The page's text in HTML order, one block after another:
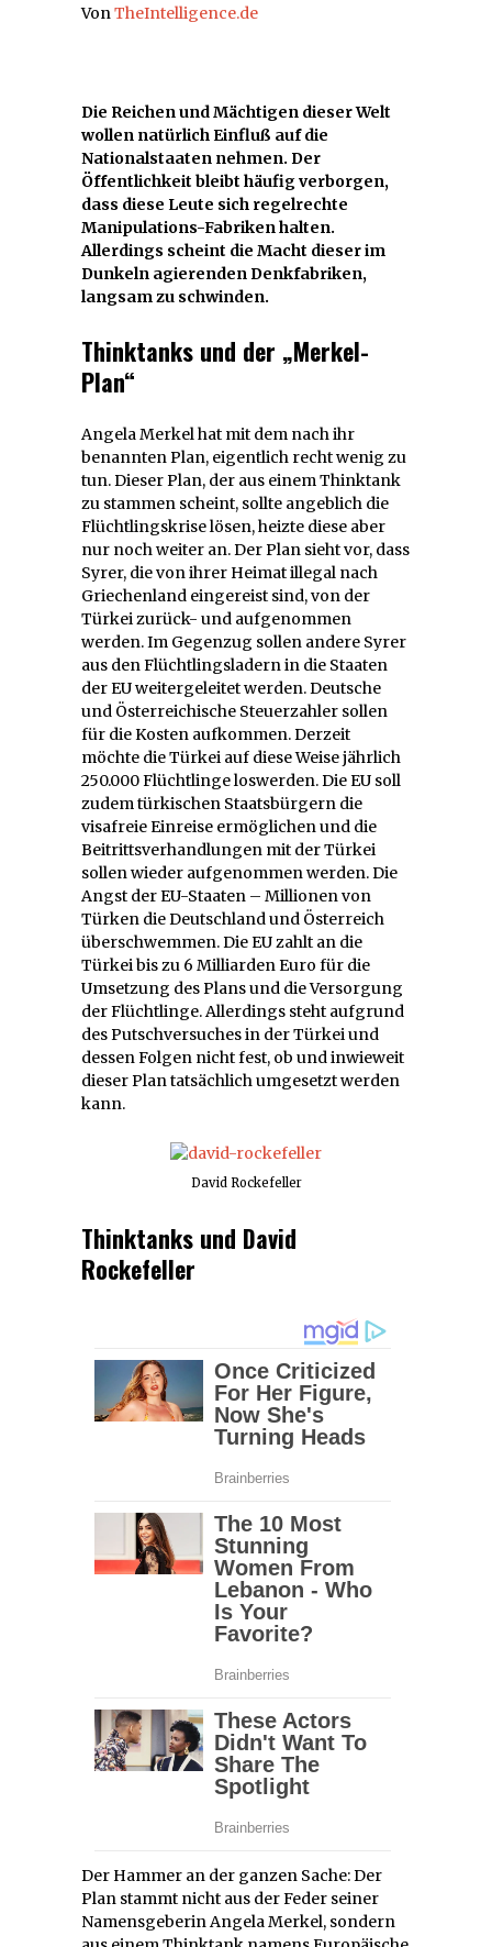
VonTheIntelligence.de
Die Reichen und Mächtigen dieser Welt
wollen natürlich Einfluß auf die
Nationalstaaten nehmen. Der
Öffentlichkeit bleibt häufig verborgen,
dass diese Leute sich regelrechte
Manipulations-Fabriken halten.
Allerdings scheint die Macht dieser im
Dunkeln agierenden Denkfabriken,
langsam zu schwinden.
Thinktanks und der „Merkel-
Plan“
Angela Merkel hat mit dem nach ihr
benannten Plan, eigentlich recht wenig zu
tun. Dieser Plan, der aus einem Thinktank
zu stammen scheint, sollte angeblich die
Flüchtlingskrise lösen, heizte diese aber
nur noch weiter an. Der Plan sieht vor, dass
Syrer, die von ihrer Heimat illegal nach
Griechenland eingereist sind, von der
Türkei zurück- und aufgenommen
werden. Im Gegenzug sollen andere Syrer
aus den Flüchtlingsladern in die Staaten
der EU weitergeleitet werden. Deutsche
und Österreichische Steuerzahler sollen
für die Kosten aufkommen. Derzeit
möchte die Türkei auf diese Weise jährlich
250.000 Flüchtlinge loswerden. Die EU soll
zudem türkischen Staatsbürgern die
visafreie Einreise ermöglichen und die
Beitrittsverhandlungen mit der Türkei
sollen wieder aufgenommen werden. Die
Angst der EU-Staaten – Millionen von
Türken die Deutschland und Österreich
überschwemmen. Die EU zahlt an die
Türkei bis zu 6 Milliarden Euro für die
Umsetzung des Plans und die Versorgung
der Flüchtlinge. Allerdings steht aufgrund
des Putschversuches in der Türkei und
dessen Folgen nicht fest, ob und inwieweit
dieser Plan tatsächlich umgesetzt werden
kann.
David Rockefeller
Thinktanks und David
Rockefeller
Der Hammer an der ganzen Sache: Der
Plan stammt nicht aus der Feder seiner
Namensgeberin Angela Merkel, sondern